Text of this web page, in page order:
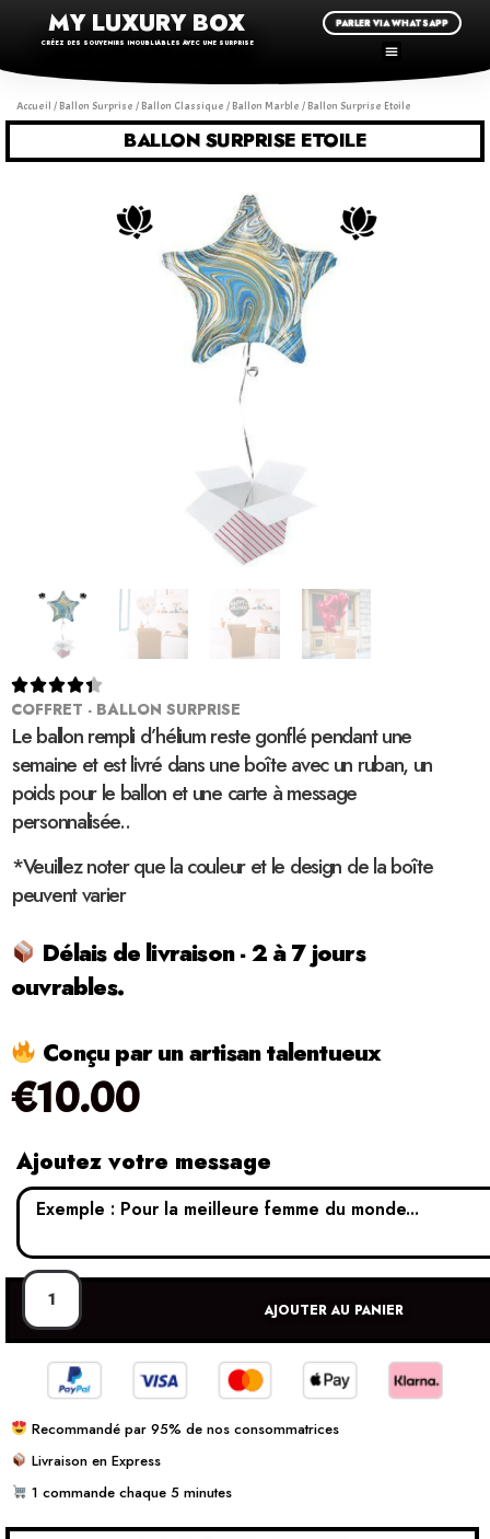
MY LUXURY BOX
CRÉEZ DES SOUVENIRS INOUBLIABLES AVEC UNE SURPRISE
PARLER VIA WHATSAPP
Accueil / Ballon Surprise / Ballon Classique / Ballon Marble / Ballon Surprise Etoile
BALLON SURPRISE ETOILE

COFFRET - BALLON SURPRISE
Le ballon rempli d’hélium reste gonflé pendant une
semaine et est livré dans une boîte avec un ruban, un
poids pour le ballon et une carte à message
personnalisée..
*Veuillez noter que la couleur et le design de la boîte
peuvent varier
Délais de livraison - 2 à 7 jours
ouvrables.
Conçu par un artisan talentueux
€10.00
Ajoutez votre message
AJOUTER AU PANIER
Recommandé par 95% de nos consommatrices
Livraison en Express
1 commande chaque 5 minutes